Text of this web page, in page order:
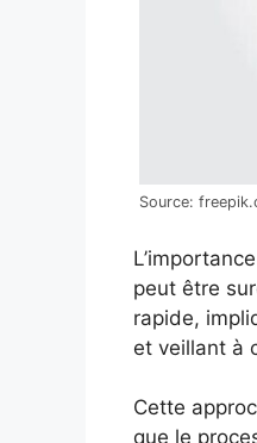
Source:
peut être
rapide,
et veillant à
Cette
que le